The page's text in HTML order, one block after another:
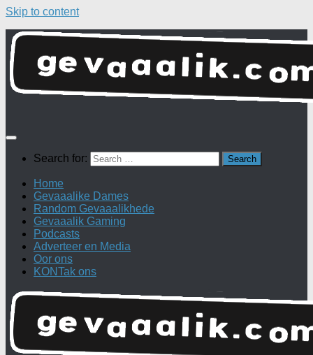
Skip to content
Search for:
Home
Gevaaalike Dames
Random Gevaaalikhede
Gevaaalik Gaming
Podcasts
Adverteer en Media
Oor ons
KONTak ons